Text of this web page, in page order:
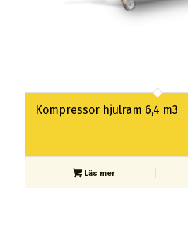
Kompressor hjulram 6,4 m3
Läs mer